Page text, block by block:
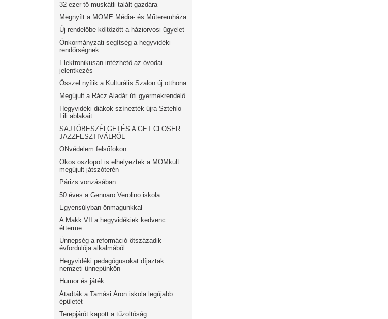
32 ezer tő muskátli talált gazdára
Megnyílt a MOME Média- és Műteremháza
Új rendelőbe költözött a háziorvosi ügyelet
Önkormányzati segítség a hegyvidéki
rendőrségnek
Elektronikusan intézhető az óvodai
jelentkezés
Ősszel nyílik a Kulturális Szalon új otthona
Megújult a Rácz Aladár úti gyermekrendelő
Hegyvidéki diákok színezték újra Sztehlo
Lili ablakait
SAJTÓBESZÉLGETÉS A GET CLOSER
JAZZFESZTIVÁLRÓL
ONvédelem felsőfokon
Okos oszlopot is elhelyeztek a MOMkult
megújult játszóterén
Párizs vonzásában
50 éves a Gennaro Verolino iskola
Egyensúlyban önmagunkkal
A Makk VII a hegyvidékiek kedvenc
étterme
Ünnepség a reformáció ötszázadik
évfordulója alkalmából
Hegyvidéki pedagógusokat díjaztak
nemzeti ünnepünkön
Humor és játék
Átadták a Tamási Áron iskola legújabb
épületét
Terepjárót kapott a tűzoltóság